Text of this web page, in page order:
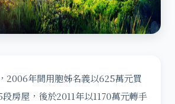
2006年間用胞姊名義以625萬元買
房屋，後於2011年以1170萬元轉手